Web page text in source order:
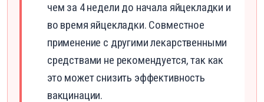
чем за 4 недели до начала яйцекладки и
во время яйцекладки. Совместное
применение с другими лекарственными
средствами не рекомендуется, так как
это может снизить эффективность
вакцинации.